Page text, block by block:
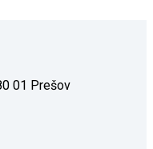
01 Prešov